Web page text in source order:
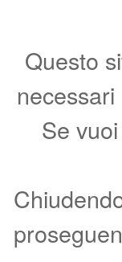
Questo
Se